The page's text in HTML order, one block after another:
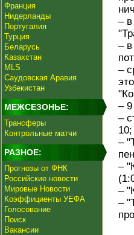
Франция
Нидерланды
Португалия
Турция
Беларусь
Казахстан
MLS
Саудовская Аравия
Узбекистан
МЕЖСЕЗОНЬЕ:
Трансферы
Контрольные матчи
РАЗНОЕ:
Прогнозы от ФНК
Российские новости
Мировые Новости
Коэффициенты УЕФА
Голосование
Поиск
Вакансии
–
–
–
–
–
10;
–
–
–
–